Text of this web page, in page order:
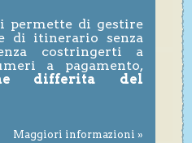
permette di gestire
di itinerario senza
costringerti a
a pagamento,
differita del
Maggiori informazioni »